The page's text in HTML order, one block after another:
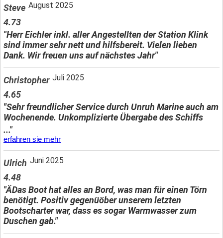
Steve August 2025
4.73
"Herr Eichler inkl. aller Angestellten der Station Klink
sind immer sehr nett und hilfsbereit. Vielen lieben
Dank. Wir freuen uns auf nächstes Jahr"
Christopher Juli 2025
4.65
"Sehr freundlicher Service durch Unruh Marine auch am
Wochenende. Unkomplizierte Übergabe des Schiffs
..."
erfahren sie mehr
Ulrich Juni 2025
4.48
"ÄDas Boot hat alles an Bord, was man für einen Törn
benötigt. Positiv gegenüöber unserem letzten
Bootscharter war, dass es sogar Warmwasser zum
Duschen gab."